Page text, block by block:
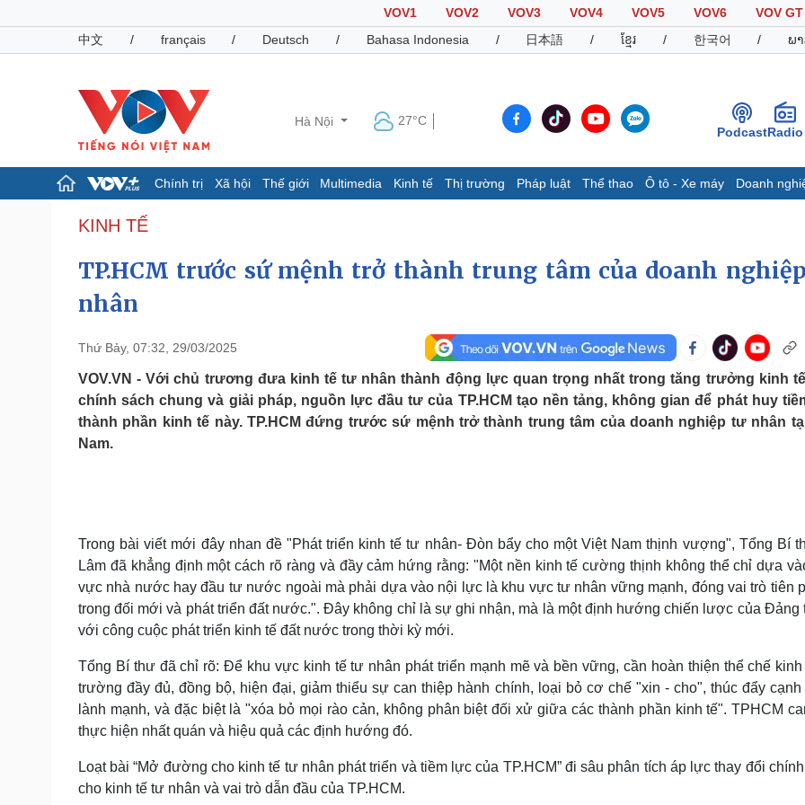
VOV1 VOV2 VOV3 VOV4 VOV5 VOV6
VOV GT
中文
/ français / Deutsch / Bahasa Indonesia / 日本語 / ខ្មែរ / 한국어 / ພ
Hà Nội 27°C
PodcastRadio
Chính trị Xã hội Thế giới Multimedia Kinh tế Thị trường Pháp luật Thể thao Ô tô - Xe máy Doanh
Chính trị
Tổ chức nhân sự
Quốc hội
Nhận diện sự thật
Dự báo thời tiết
Giáo dục
Cuộc sống đó đây
Hồ sơ
Ảnh
E-Magazine
Pháp luật
Vụ án
Tin nóng
Tư vấn luật
Quân sự - Quốc phòng
Vũ khí
Việt Nam
Phân tích
Thể thao
Bóng đá
Lịch thi đấu bóng đá
Thế giới thể thao
Ô tô - Xe máy
Ô tô
Xe máy
Tư vấn
Cây thuốc
Sản phụ khoa
Nhi khoa
Nam khoa
Làm đẹp - giảm cân
Phòng mạch online
Blog
Tình yêu - Gia đình
Văn học
Âm nhạc
Di sản
Thời trang
Sao Việt
Cải chính
KINH TẾ
TP.HCM trước sứ mệnh trở thành trung tâm của doanh
nhân
Thứ Bảy, 07:32, 29/03/2025
VOV.VN - Với chủ trương đưa kinh tế tư nhân thành động lực quan trọng nhất trong tăng trưởng kinh
chính sách chung và giải pháp, nguồn lực đầu tư của TP.HCM tạo nền tảng, không gian để phát huy
thành phần kinh tế này. TP.HCM đứng trước sứ mệnh trở thành trung tâm của doanh nghiệp tư nhân
Nam.
Trong bài viết mới đây nhan đề "Phát triển kinh tế tư nhân- Đòn bẩy cho một Việt Nam thịnh vượng", Tổng Bí
Lâm đã khẳng định một cách rõ ràng và đầy cảm hứng rằng: "Một nền kinh tế cường thịnh không thể chỉ dựa
vực nhà nước hay đầu tư nước ngoài mà phải dựa vào nội lực là khu vực tư nhân vững mạnh, đóng vai trò tiên
trong đối mới và phát triển đất nước.". Đây không chỉ là sự ghi nhận, mà là một định hướng chiến lược của Đảng
với công cuộc phát triển kinh tế đất nước trong thời kỳ mới.
Tổng Bí thư đã chỉ rõ: Để khu vực kinh tế tư nhân phát triển mạnh mẽ và bền vững, cần hoàn thiện thể chế kinh
trường đầy đủ, đồng bộ, hiện đại, giảm thiểu sự can thiệp hành chính, loại bỏ cơ chế "xin - cho", thúc đẩy cạnh
lành mạnh, và đặc biệt là "xóa bỏ mọi rào cản, không phân biệt đối xử giữa các thành phần kinh tế". TPHCM
thực hiện nhất quán và hiệu quả các định hướng đó.
Loạt bài “Mở đường cho kinh tế tư nhân phát triển và tiềm lực của TP.HCM” đi sâu phân tích áp lực thay đổi
cho kinh tế tư nhân và vai trò dẫn đầu của TP.HCM.